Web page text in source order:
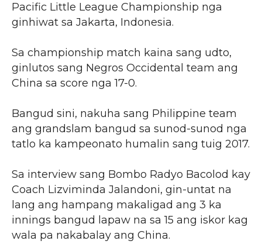
Pacific Little League Championship nga
ginhiwat sa Jakarta, Indonesia.
Sa championship match kaina sang udto,
ginlutos sang Negros Occidental team ang
China sa score nga 17-0.
Bangud sini, nakuha sang Philippine team
ang grandslam bangud sa sunod-sunod nga
tatlo ka kampeonato humalin sang tuig 2017.
Sa interview sang Bombo Radyo Bacolod kay
Coach Lizviminda Jalandoni, gin-untat na
lang ang hampang makaligad ang 3 ka
innings bangud lapaw na sa 15 ang iskor kag
wala pa nakabalay ang China.